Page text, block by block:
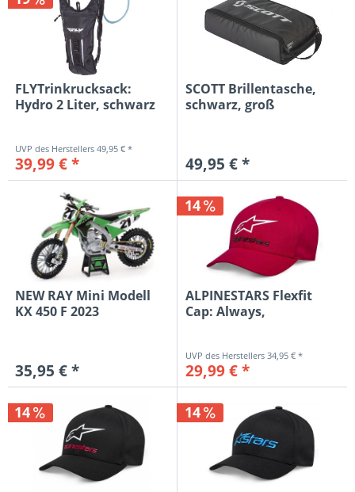
FLYTrinkrucksack:
Hydro 2 Liter, schwarz
49,95 € *
39,99 € *
SCOTT Brillentasche,
schwarz, groß
49,95 € *
NEW RAY Mini Modell
KX 450 F 2023
35,95 € *
14
ALPINESTARS Flexfit
Cap: Always,
34,95 € *
29,99 € *
14 14